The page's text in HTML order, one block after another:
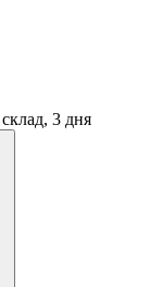
склад, 3 дня